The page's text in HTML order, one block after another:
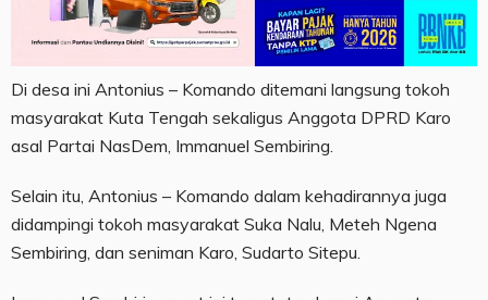
Di desa ini Antonius – Komando ditemani langsung tokoh
masyarakat Kuta Tengah sekaligus Anggota DPRD Karo
asal Partai NasDem, Immanuel Sembiring.
Selain itu, Antonius – Komando dalam kehadirannya juga
didampingi tokoh masyarakat Suka Nalu, Meteh Ngena
Sembiring, dan seniman Karo, Sudarto Sitepu.